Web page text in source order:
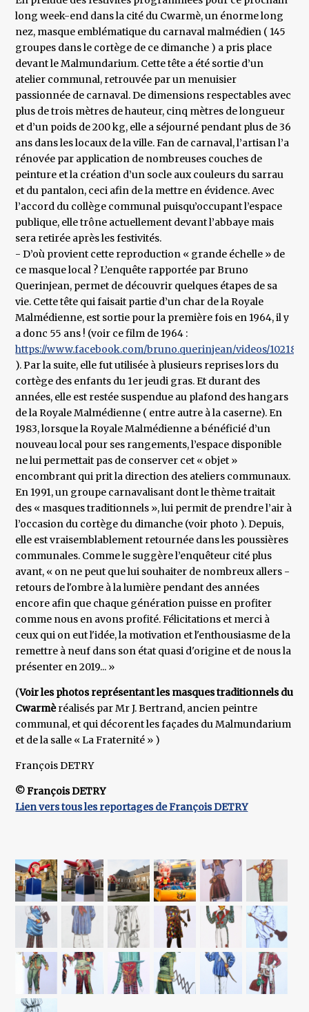
long week-end dans la cité du Cwarmè, un énorme long
nez, masque emblématique du carnaval malmédien ( 145
groupes dans le cortège de ce dimanche ) a pris place
devant le Malmundarium. Cette tête a été sortie d’un
atelier communal, retrouvée par un menuisier
passionnée de carnaval. De dimensions respectables avec
plus de trois mètres de hauteur, cinq mètres de longueur
et d’un poids de 200 kg, elle a séjourné pendant plus de 36
ans dans les locaux de la ville. Fan de carnaval, l’artisan l’a
rénovée par application de nombreuses couches de
peinture et la création d’un socle aux couleurs du sarrau
et du pantalon, ceci afin de la mettre en évidence. Avec
l’accord du collège communal puisqu’occupant l’espace
publique, elle trône actuellement devant l’abbaye mais
sera retirée après les festivités.
- D’où provient cette reproduction « grande échelle » de
ce masque local ? L’enquête rapportée par Bruno
Querinjean, permet de découvrir quelques étapes de sa
vie. Cette tête qui faisait partie d’un char de la Royale
Malmédienne, est sortie pour la première fois en 1964, il y
a donc 55 ans ! (voir ce film de 1964 :
https://www.facebook.com/bruno.querinjean/videos/
). Par la suite, elle fut utilisée à plusieurs reprises lors du
cortège des enfants du 1er jeudi gras. Et durant des
années, elle est restée suspendue au plafond des hangars
de la Royale Malmédienne ( entre autre à la caserne). En
1983, lorsque la Royale Malmédienne a bénéficié d’un
nouveau local pour ses rangements, l’espace disponible
ne lui permettait pas de conserver cet « objet »
encombrant qui prit la direction des ateliers communaux.
En 1991, un groupe carnavalisant dont le thème traitait
des « masques traditionnels », lui permit de prendre l’air à
l’occasion du cortège du dimanche (voir photo ). Depuis,
elle est vraisemblablement retournée dans les poussières
communales. Comme le suggère l’enquêteur cité plus
avant, « on ne peut que lui souhaiter de nombreux allers -
retours de l'ombre à la lumière pendant des années
encore afin que chaque génération puisse en profiter
comme nous en avons profité. Félicitations et merci à
ceux qui on eut l'idée, la motivation et l'enthousiasme de la
remettre à neuf dans son état quasi d'origine et de nous la
présenter en 2019... »
(Voir les photos représentant les masques traditionnels du
Cwarmèréalisés par Mr J. Bertrand, ancien peintre
communal, et qui décorent les façades du Malmundarium
et de la salle « La Fraternité » )
François DETRY
© François DETRY
Lien vers tous les reportages de François DETRY